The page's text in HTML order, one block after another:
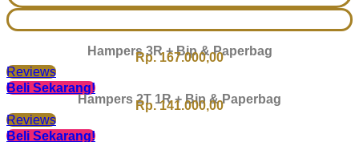
Hampers 3R + Bip & Paperbag
Rp. 167.000,00
Beli Sekarang!
Reviews
Hampers 2T 1R + Bip & Paperbag
Rp. 141.000,00
Beli Sekarang!
Reviews